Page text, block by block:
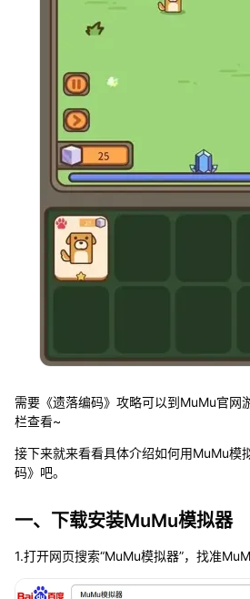
需要《遗落编码》攻略可以到MuMu官网
栏查看~
接下来就来看看具体介绍如何用MuMu模
码》吧。
一、下载安装MuMu模拟器
1.打开网页搜索“MuMu模拟器”，找准